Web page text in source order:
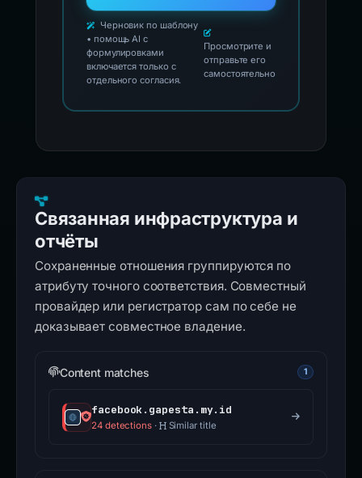
Черновик по шаблону
• помощь AI с
формулировками
включается только с
отдельного согласия.
Просмотрите и
отправьте его
самостоятельно
Связанная инфраструктура и
отчёты
Сохраненные отношения группируются по
атрибуту точного соответствия. Совместный
провайдер или регистратор сам по себе не
доказывает совместное владение.
Content matches 1
facebook.gapesta.my.id
24 detections· Similar title